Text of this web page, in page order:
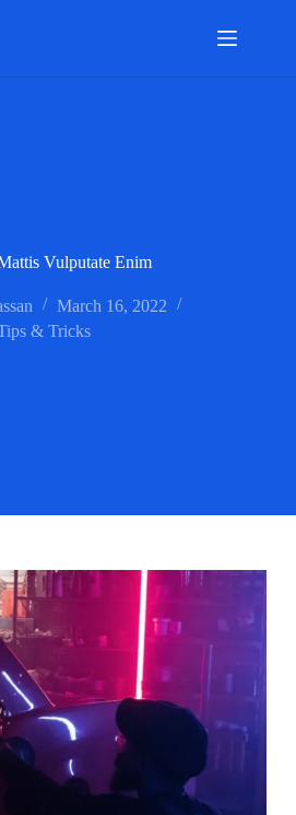
Vulputate Enim
March 16, 2022
& Tricks